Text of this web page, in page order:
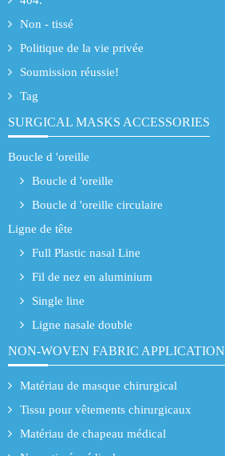
Non - tissé
Politique de la vie privée
Soumission réussie!
Tag
SURGICAL MASKS ACCESSORIES
Boucle d 'oreille
Boucle d 'oreille
Boucle d 'oreille circulaire
Ligne de tête
Full Plastic nasal Line
Fil de nez en aluminium
Single line
Ligne nasale double
NON-WOVEN FABRIC APPLICATION
Matériau de masque chirurgical
Tissu pour vêtements chirurgicaux
Matériau de chapeau médical